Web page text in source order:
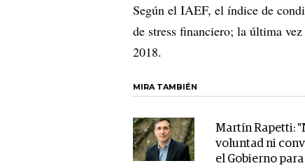
Según el IAEF, el índice de
de stress financiero; la última
2018.
MIRA TAMBIÉN
Martín Rapetti:
voluntad ni
el Gobierno